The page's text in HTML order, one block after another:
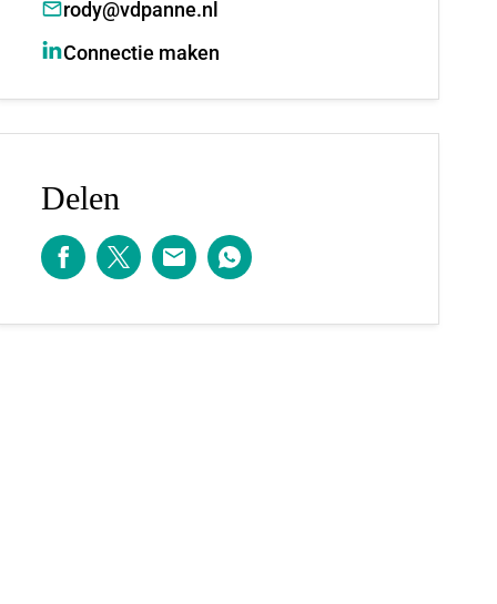
rody@vdpanne.nl
Connectie maken
Delen